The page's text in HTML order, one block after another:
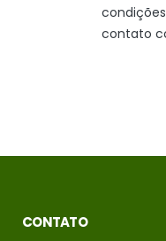
contato
CONTATO